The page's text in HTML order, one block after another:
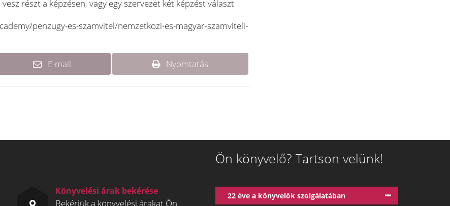
részt a képzésen, vagy egy szervezet két képzést választ
penzugy-es-szamvitel/nemzetkozi-es-magyar-szamviteli-
E-mail Nyomtatás
Könyvelési árak bekérése
Bekérjük a könyvelési árakat Ön
Ön könyvelő? Tartson velünk!
22 éve a könyvelők szolgálatában